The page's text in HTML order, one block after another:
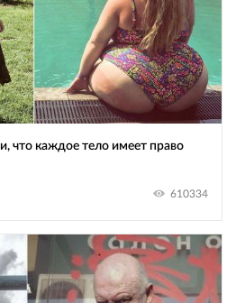
что каждое тело имеет право
610334